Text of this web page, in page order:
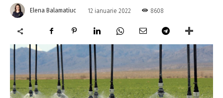
Elena Balamatiuc 12 ianuarie 2022 8608